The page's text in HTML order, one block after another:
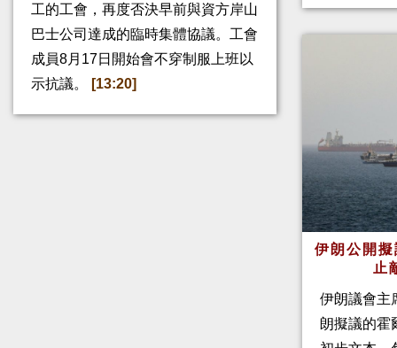
工的工會，再度否決早前與資方岸山
巴士公司達成的臨時集體協議。工會
成員8月17日開始會不穿制服上班以
示抗議。
[13:20]
伊朗公開
止
伊朗議會主
朗擬議的霍